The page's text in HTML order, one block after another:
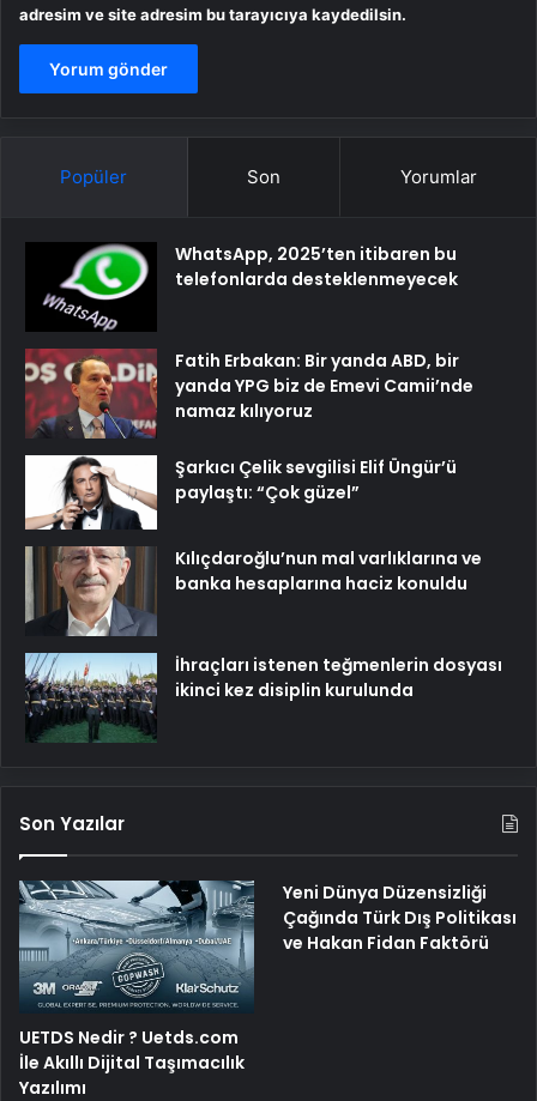
adresim ve site adresim bu tarayıcıya kaydedilsin.
Popüler Son Yorumlar
WhatsApp, 2025’ten itibaren bu
telefonlarda desteklenmeyecek
Fatih Erbakan: Bir yanda ABD, bir
yanda YPG biz de Emevi Camii’nde
namaz kılıyoruz
Şarkıcı Çelik sevgilisi Elif Üngür’ü
paylaştı: “Çok güzel”
Kılıçdaroğlu’nun mal varlıklarına ve
banka hesaplarına haciz konuldu
İhraçları istenen teğmenlerin dosyası
ikinci kez disiplin kurulunda
Son Yazılar
UETDS Nedir ? Uetds.com
İle Akıllı Dijital Taşımacılık
Yazılımı
Yeni Dünya Düzensizliği
Çağında Türk Dış Politikası
ve Hakan Fidan Faktörü